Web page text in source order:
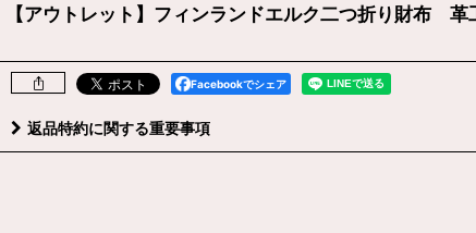
【アウトレット】フィンランドエルク二つ折り財布 革
Facebookでシェア
返品特約に関する重要事項